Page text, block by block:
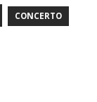
CONCERTO